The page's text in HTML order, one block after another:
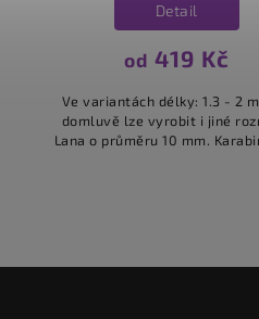
od 419 Kč
Detail
Ve variantách délky: 1.3 - 2
domluvě lze vyrobit i jiné
Lana o průměru 10 mm.